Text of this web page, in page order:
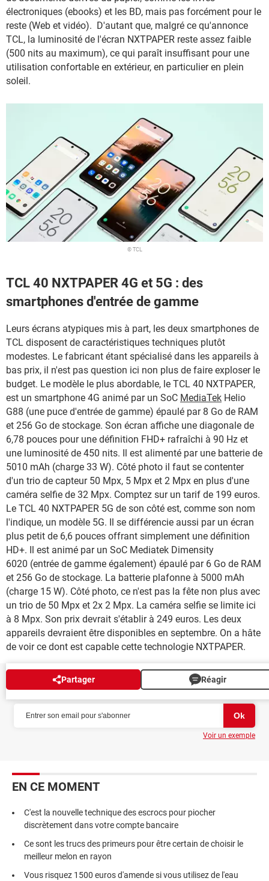
électroniques (ebooks) et les BD, mais pas forcément pour le
reste (Web et vidéo). D'autant que, malgré ce qu'annonce
TCL, la luminosité de l'écran NXTPAPER reste assez faible
(500 nits au maximum), ce qui paraît insuffisant pour une
utilisation confortable en extérieur, en particulier en plein
soleil.
© TCL
TCL 40 NXTPAPER 4G et 5G : des
smartphones d'entrée de gamme
Leurs écrans atypiques mis à part, les deux smartphones de
TCL disposent de caractéristiques techniques plutôt
modestes. Le fabricant étant spécialisé dans les appareils à
bas prix, il n'est pas question ici non plus de faire exploser le
budget. Le modèle le plus abordable, le TCL 40 NXTPAPER,
est un smartphone 4G animé par un SoC MediaTek Helio
G88 (une puce d'entrée de gamme) épaulé par 8 Go de RAM
et 256 Go de stockage. Son écran affiche une diagonale de
6,78 pouces pour une définition FHD+ rafraîchi à 90 Hz et
une luminosité de 450 nits. Il est alimenté par une batterie de
5010 mAh (charge 33 W). Côté photo il faut se contenter
d'un trio de capteur 50 Mpx, 5 Mpx et 2 Mpx en plus d'une
caméra selfie de 32 Mpx. Comptez sur un tarif de 199 euros.
Le TCL 40 NXTPAPER 5G de son côté est, comme son nom
l'indique, un modèle 5G. Il se différencie aussi par un écran
plus petit de 6,6 pouces offrant simplement une définition
HD+. Il est animé par un SoC Mediatek Dimensity
6020 (entrée de gamme également) épaulé par 6 Go de RAM
et 256 Go de stockage. La batterie plafonne à 5000 mAh
(charge 15 W). Côté photo, ce n'est pas la fête non plus avec
un trio de 50 Mpx et 2x 2 Mpx. La caméra selfie se limite ici
à 8 Mpx. Son prix devrait s'établir à 249 euros. Les deux
appareils devraient être disponibles en septembre. On a hâte
de voir ce dont est capable cette technologie NXTPAPER.
Partager Réagir
NEWSLETTER
Voir un exemple
EN CE MOMENT
C'est la nouvelle technique des escrocs pour piocher
discrètement dans votre compte bancaire
Ce sont les trucs des primeurs pour être certain de choisir le
meilleur melon en rayon
Vous risquez 1500 euros d'amende si vous utilisez de l'eau